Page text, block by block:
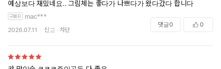
예상보다 재밌네요.. 그림체는 좋다가 나쁘다가 왔다갔다 합니다
mac***
2026.07.11 신고 차단
댓글0 0